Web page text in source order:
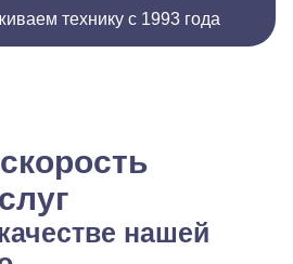
технику с 1993 года
нашей